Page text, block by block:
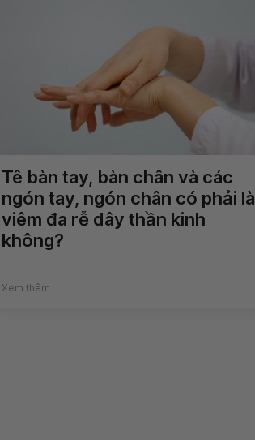
Tê bàn tay, bàn chân và các
ngón tay, ngón chân có phải là
viêm đa rễ dây thần kinh
không?
Xem thêm